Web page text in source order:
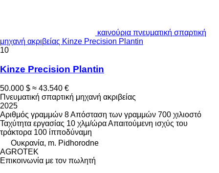
καινούρια πνευματική σπαρτική
μηχανή ακριβείας Kinze Precision Plantin
10
Kinze Precision Plantin
50.000 $ ≈ 43.540 €
Πνευματική σπαρτική μηχανή ακριβείας
2025
Αριθμός γραμμών 8Απόσταση των γραμμών 700 χιλιοστό
Ταχύτητα εργασίας 10 χλμ/ώραΑπαιτούμενη ισχύς του
τράκτορα 100 ίπποδύναμη
Ουκρανία, m. Pidhorodne
AGROTEK
Επικοινωνία με τον πωλητή